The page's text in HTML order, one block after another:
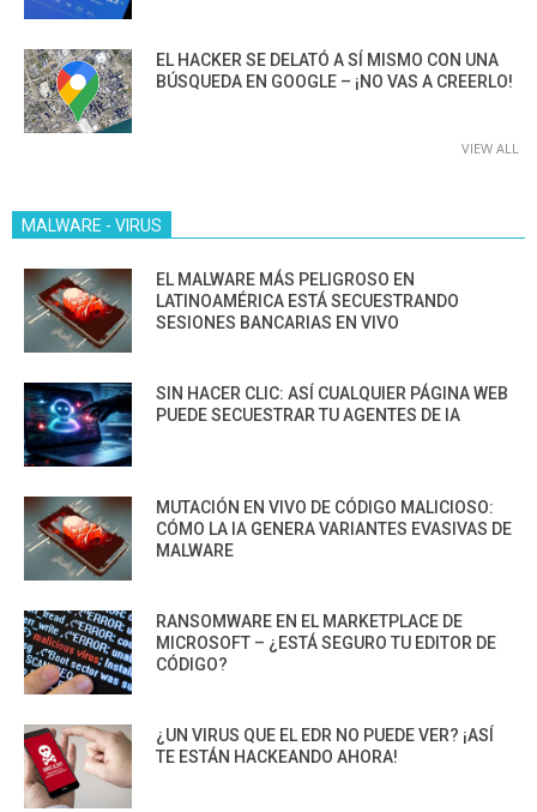
EL HACKER SE DELATÓ A SÍ MISMO CON UNA
BÚSQUEDA EN GOOGLE – ¡NO VAS A CREERLO!
VIEW ALL
MALWARE - VIRUS
EL MALWARE MÁS PELIGROSO EN
LATINOAMÉRICA ESTÁ SECUESTRANDO
SESIONES BANCARIAS EN VIVO
SIN HACER CLIC: ASÍ CUALQUIER PÁGINA WEB
PUEDE SECUESTRAR TU AGENTES DE IA
MUTACIÓN EN VIVO DE CÓDIGO MALICIOSO:
CÓMO LA IA GENERA VARIANTES EVASIVAS DE
MALWARE
RANSOMWARE EN EL MARKETPLACE DE
MICROSOFT – ¿ESTÁ SEGURO TU EDITOR DE
CÓDIGO?
¿UN VIRUS QUE EL EDR NO PUEDE VER? ¡ASÍ
TE ESTÁN HACKEANDO AHORA!